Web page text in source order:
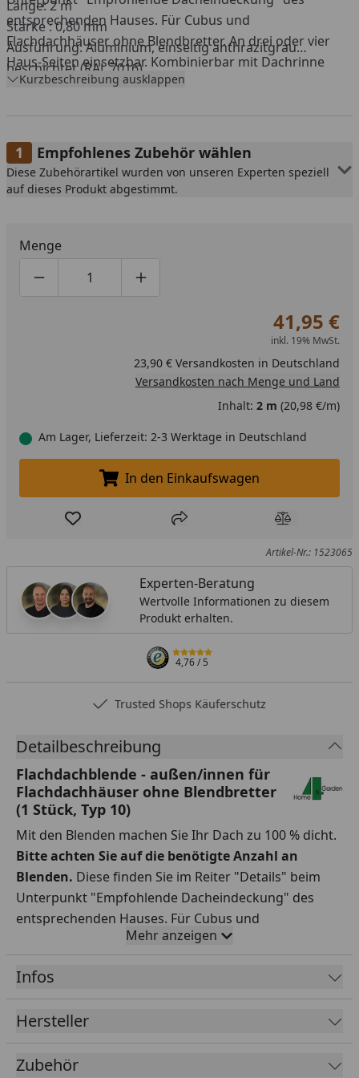
entsprechenden Hauses. Für Cubus und
Flachdachhäuser ohne Blendbretter. An drei oder vier
Haus-Seiten einsetzbar. Kombinierbar mit Dachrinne
oder Fallrohrset, aus Aluminium, anthrazit
Länge: 2 m
Stärke : 0,80 mm
Ausführung: Aluminium, einseitig anthrazitgrau
beschichtet (RAL 7016)
hiererhältlich).Pro Blende werden vier Schrauben
benötigt.
Kurzbeschreibung ausklappen
Empfohlenes Zubehör wählen
Diese Zubehörartikel wurden von unseren Experten speziell
auf dieses Produkt abgestimmt.
Menge
Produktmenge um eins verringern
Produktmenge manuell eingeben
Produktmenge um eins erhöhen
41,95 €
inkl. 19% MwSt.
23,90 € Versandkosten in Deutschland
Versandkosten nach Menge und Land
Inhalt: 2 m (20,98 €/m)
Am Lager, Lieferzeit: 2-3 Werktage in Deutschland
In den Einkaufswagen legen
In den Einkaufswagen
Produkt zur Wunschliste hinzufügen
Teilen Produkt
Artikel-Nr.: 1523065
Experten-Beratung
Wertvolle Informationen zu diesem
Produkt erhalten.
4,76/ 5
Trusted Shops Käuferschutz
Detailbeschreibung
Flachdachblende - außen/innen für
Flachdachhäuser ohne Blendbretter
(1 Stück, Typ 10)
Mit den Blenden machen Sie Ihr Dach zu 100 % dicht.
Bitte achten Sie auf die benötigte Anzahl an
Blenden. Diese finden Sie im Reiter "Details" beim
Unterpunkt "Empfohlende Dacheindeckung" des
entsprechenden Hauses. Für Cubus und
Flachdachhäuser ohne Blendbretter. An drei oder vier
Haus-Seiten einsetzbar. Kombinierbar mit Dachrinne
oder Fallrohrset, aus Aluminium, anthrazit
pulverbeschichtet
Länge: 2 m
Ausführung: Aluminium, einseitig anthrazitgrau
Mehr anzeigen
Infos
Hersteller
Zubehör